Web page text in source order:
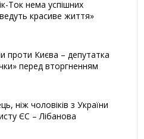
Ток нема успішних
красиве життя»
проти Києва – депутатка
перед вторгненням
ніж чоловіків з України
ЄС – Лібанова